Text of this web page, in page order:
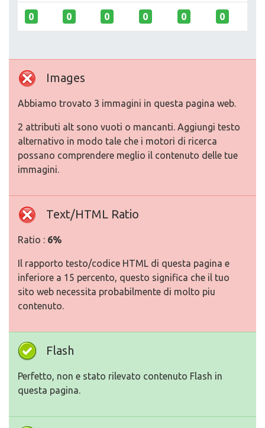
0 0 0 0 0 0
Images
Abbiamo trovato 3 immagini in questa pagina web.
2 attributi alt sono vuoti o mancanti. Aggiungi testo
alternativo in modo tale che i motori di ricerca
possano comprendere meglio il contenuto delle tue
immagini.
Text/HTML Ratio
Ratio : 6%
Il rapporto testo/codice HTML di questa pagina e
inferiore a 15 percento, questo significa che il tuo
sito web necessita probabilmente di molto piu
contenuto.
Flash
Perfetto, non e stato rilevato contenuto Flash in
questa pagina.